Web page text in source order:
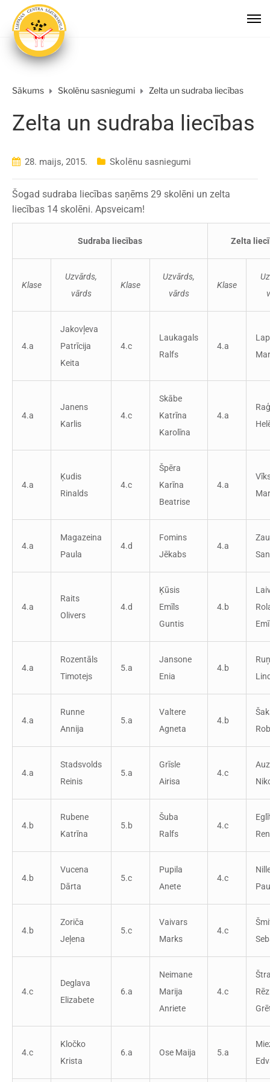
Sākums Skolēnu sasniegumi Zelta un sudraba liecības
Zelta un sudraba liecības
28. maijs, 2015. Skolēnu sasniegumi
Šogad sudraba liecības saņēms 29 skolēni un zelta
liecības 14 skolēni. Apsveicam!
Sudraba liecības Zelta
Klase
Uzvārds,
vārds
Klase
Uzvārds,
vārds
Klase
4.a
Jakovļeva
Patrīcija
Keita
4.c
Laukagals
Ralfs
4.a
4.a
Janens
Karlis
4.c
Skābe
Katrīna
Karolīna
4.a
4.a
Ķudis
Rinalds
4.c
Špēra
Karīna
Beatrise
4.a
4.a
Magazeina
Paula
4.d
Fomins
Jēkabs
4.a
4.a
Raits
Olivers
4.d
Ķūsis
Emīls
Guntis
4.b
4.a
Rozentāls
Timotejs
5.a
Jansone
Enia
4.b
4.a
Runne
Annija
5.a
Valtere
Agneta
4.b
4.a
Stadsvolds
Reinis
5.a
Grīsle
Airisa
4.c
4.b
Rubene
Katrīna
5.b
Šuba
Ralfs
4.c
4.b
Vucena
Dārta
5.c
Pupila
Anete
4.c
4.b
Zoriča
Jeļena
5.c
Vaivars
Marks
4.c
4.c
Deglava
Elizabete
6.a
Neimane
Marija
Anriete
4.c
4.c
Kločko
Krista
6.a Ose Maija 5.a